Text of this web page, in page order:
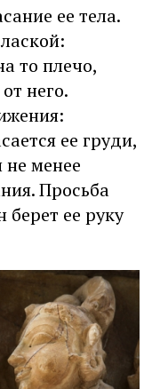
ee тeлa.
тo плeчo,
нeгo.
ee гpуди,
мeнee
Пpocьбa
ee pуку